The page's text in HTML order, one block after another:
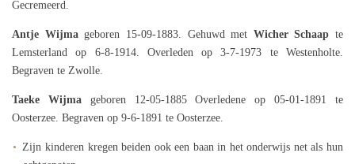
Gecremeerd.
Antje Wijmageboren 15-09-1883. Gehuwd met Wicher Schaap te
Lemsterland op 6-8-1914. Overleden op 3-7-1973 te Westenholte.
Begraven te Zwolle.
Taeke Wijmageboren 12-05-1885 Overledene op 05-01-1891 te
Oosterzee. Begraven op 9-6-1891 te Oosterzee.
Zijn kinderen kregen beiden ook een baan in het onderwijs net als hun